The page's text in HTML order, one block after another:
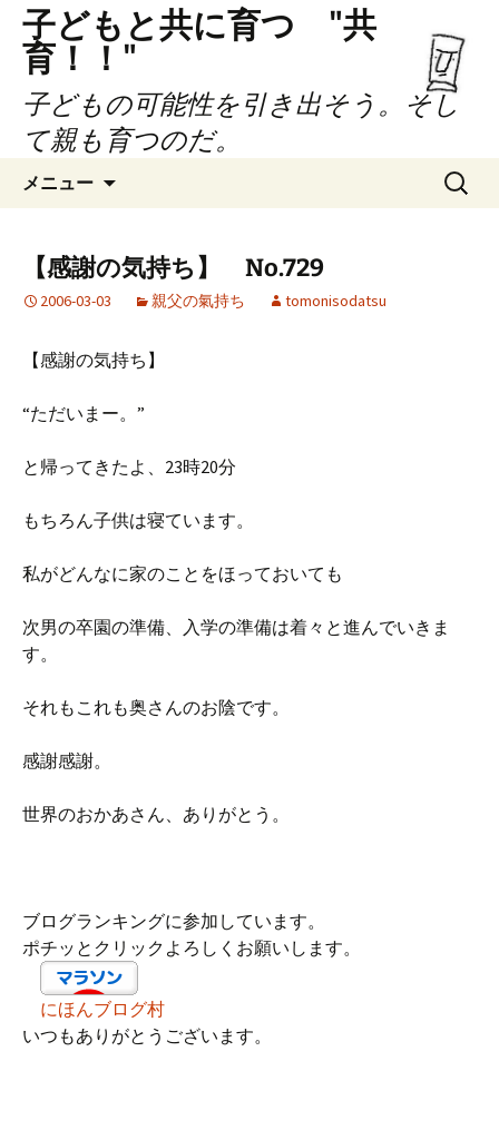
子どもと共に育つ "共
育！！"
子どもの可能性を引き出そう。そし
て親も育つのだ。
メニュー
ン
ツ
キ
プ
検
索:
【感謝の気持ち】 No.729
2006-03-03 親父の氣持ち tomonisodatsu
【感謝の気持ち】
“ただいまー。”
と帰ってきたよ、23時20分
もちろん子供は寝ています。
私がどんなに家のことをほっておいても
次男の卒園の準備、入学の準備は着々と進んでいきま
す。
それもこれも奥さんのお陰です。
感謝感謝。
世界のおかあさん、ありがとう。
ブログランキングに参加しています。
ポチッとクリックよろしくお願いします。
にほんブログ村
いつもありがとうございます。